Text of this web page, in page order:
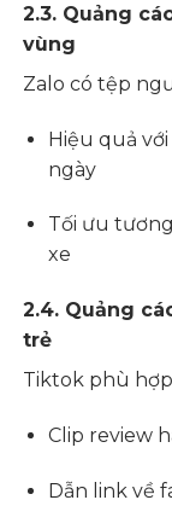
2.3. Quảng
vùng
Zalo có tệp
Hiệu quả
ngày
Tối ưu
xe
2.4. Quảng
trẻ
Tiktok phù
Clip review
Dẫn link về